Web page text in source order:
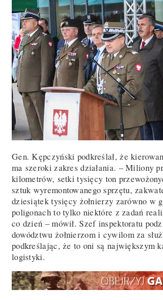
Gen. Kępczyński podkreślał, że
ma szeroki zakres działania. – Miliony
kilometrów, setki tysięcy ton
sztuk wyremontowanego sprzętu,
dziesiątek tysięcy żołnierzy zarówno w
poligonach to tylko niektóre z zadań
co dzień – mówił. Szef inspektoratu
dowództwu żołnierzom i cywilom za
podkreślając, że to oni są największym
logistyki.